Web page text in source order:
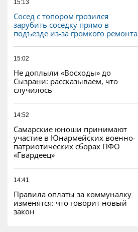
15:13
Сосед с топором грозился
зарубить соседку прямо в
подъезде из-за громкого ремонта
15:02
Не доплыли «Восходы» до
Сызрани: рассказываем, что
случилось
14:52
Самарские юноши принимают
участие в Юнармейских военно-
патриотических сборах ПФО
«Гвардеец»
14:41
Правила оплаты за коммуналку
изменятся: что говорит новый
закон